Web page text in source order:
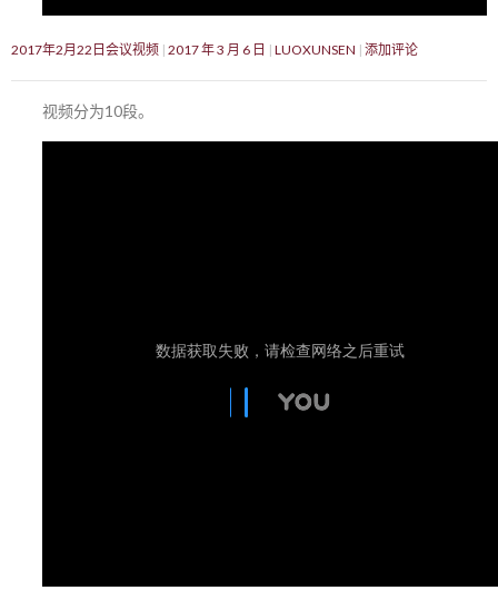
2017年2月22日会议视频 2017 年 3 月 6 日 LUOXUNSEN 添加评论
视频分为10段。